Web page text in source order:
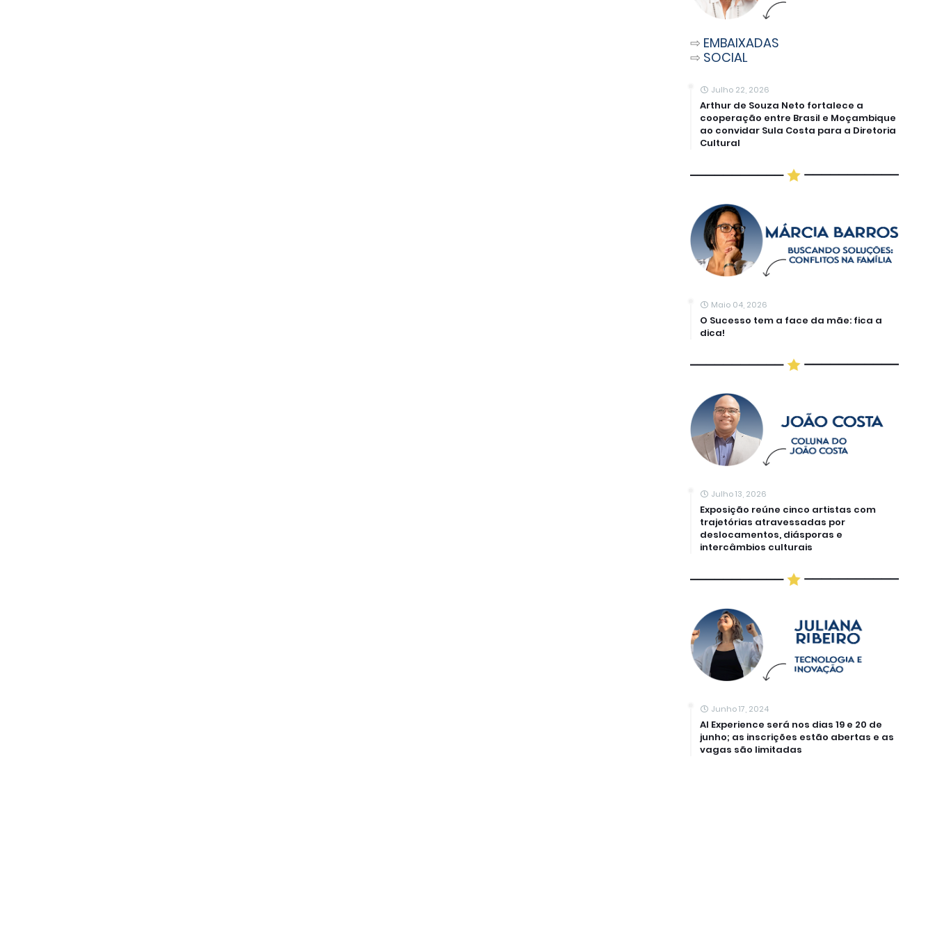
⇨ EMBAIXADAS
⇨ SOCIAL
Julho 22, 2026
Arthur de Souza Neto fortalece a
cooperação entre Brasil e Moçambique
ao convidar Sula Costa para a Diretoria
Cultural
Maio 04, 2026
O Sucesso tem a face da mãe: fica a
dica!
Julho 13, 2026
Exposição reúne cinco artistas com
trajetórias atravessadas por
deslocamentos, diásporas e
intercâmbios culturais
Junho 17, 2024
AI Experience será nos dias 19 e 20 de
junho; as inscrições estão abertas e as
vagas são limitadas